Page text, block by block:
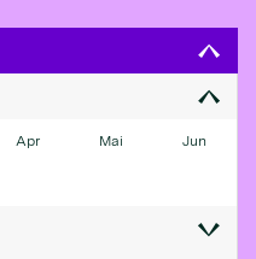
Apr Mai Jun